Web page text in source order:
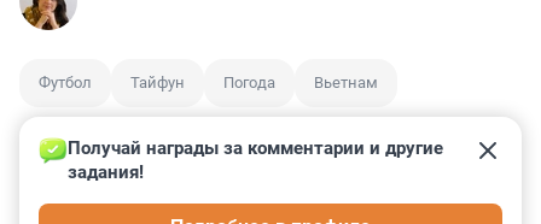
Футбол Тайфун Погода Вьетнам
Получай награды за комментарии и другие
задания!